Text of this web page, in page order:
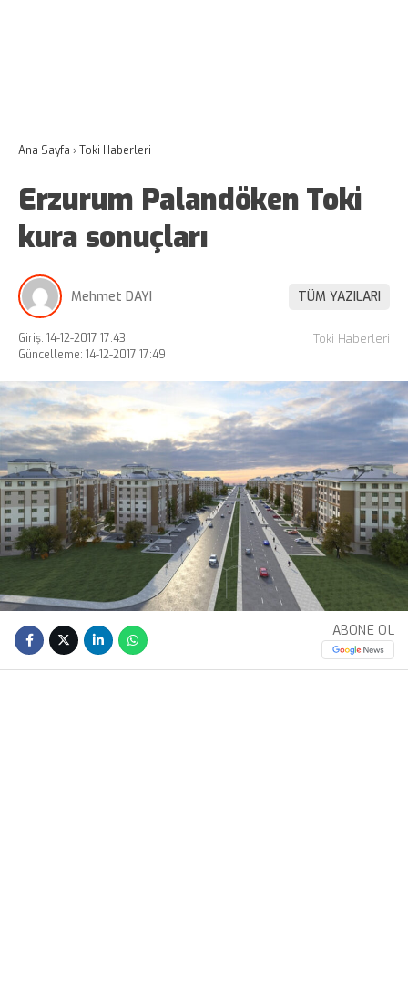
Ana Sayfa ›Toki Haberleri
Erzurum Palandöken Toki
kura sonuçları
Mehmet DAYI TÜM YAZILARI
Giriş: 14-12-2017 17:43
Güncelleme: 14-12-2017 17:49
Toki Haberleri
ABONE OL